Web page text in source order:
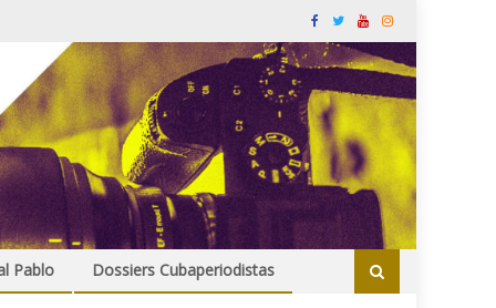
Pablo Dossiers Cubaperiodistas